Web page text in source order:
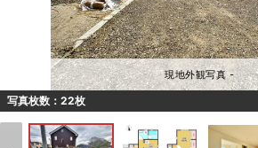
現地外観写真 -
写真枚数：22枚